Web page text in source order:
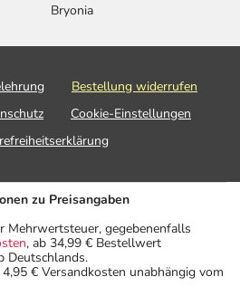
Bryonia
Bestellung widerrufen
Cookie-Einstellungen
zu Preisangaben
Mehrwertsteuer, gegebenenfalls
, ab 34,99 € Bestellwert
Deutschlands.
€ Versandkosten unabhängig vom